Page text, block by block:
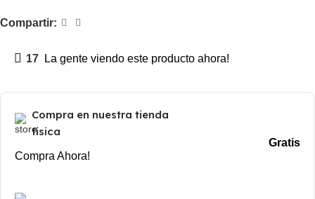
Compartir:
17 La gente viendo este producto ahora!
Compra en nuestra tienda
física
Compra Ahora!
Gratis